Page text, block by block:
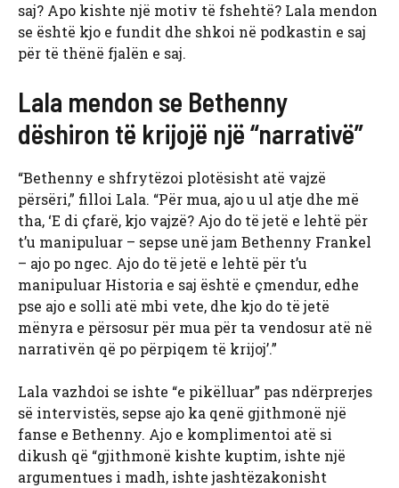
saj? Apo kishte një motiv të fshehtë? Lala mendon
se është kjo e fundit dhe shkoi në podkastin e saj
për të thënë fjalën e saj.
Lala mendon se Bethenny
dëshiron të krijojë një “narrativë”
“Bethenny e shfrytëzoi plotësisht atë vajzë
përsëri,” filloi Lala. “Për mua, ajo u ul atje dhe më
tha, ‘E di çfarë, kjo vajzë? Ajo do të jetë e lehtë për
t’u manipuluar – sepse unë jam Bethenny Frankel
– ajo po ngec. Ajo do të jetë e lehtë për t’u
manipuluar Historia e saj është e çmendur, edhe
pse ajo e solli atë mbi vete, dhe kjo do të jetë
mënyra e përsosur për mua për ta vendosur atë në
narrativën që po përpiqem të krijoj’.”
Lala vazhdoi se ishte “e pikëlluar” pas ndërprerjes
së intervistës, sepse ajo ka qenë gjithmonë një
fanse e Bethenny. Ajo e komplimentoi atë si
dikush që “gjithmonë kishte kuptim, ishte një
argumentues i madh, ishte jashtëzakonisht